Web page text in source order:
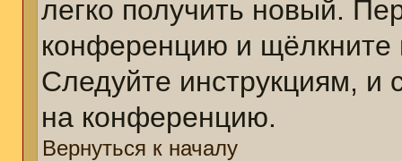
легко получить новый.
конференцию и щёлкните
Следуйте инструкциям, и
на конференцию.
Вернуться к началу